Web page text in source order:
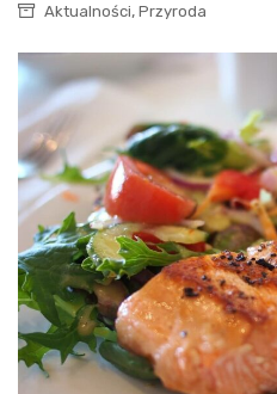
Aktualności, Przyroda